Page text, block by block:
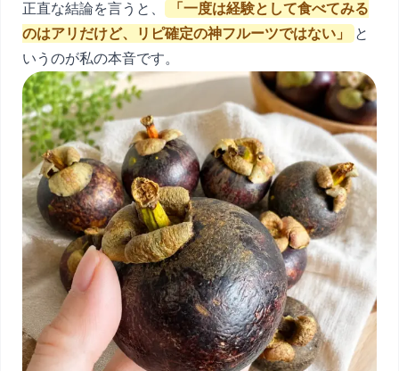
正直な結論を言うと、
「一度は経験として食べてみる
のはアリだけど、リピ確定の神フルーツではない」
と
いうのが私の本音です。